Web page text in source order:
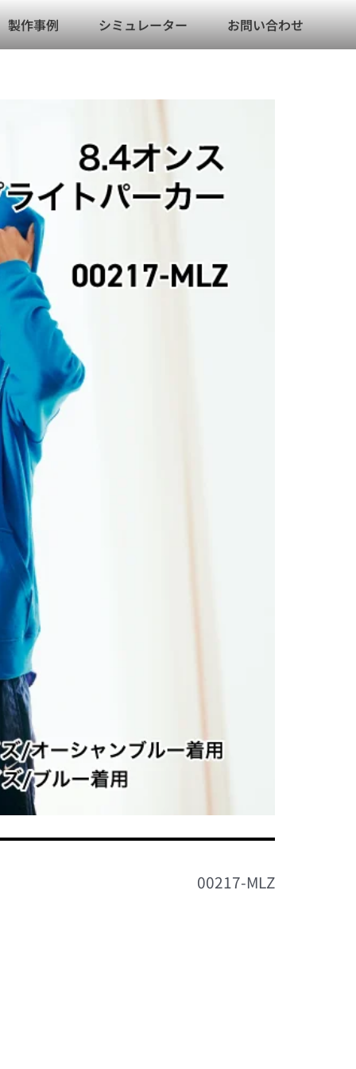
製作事例 シミュレーター お問い合わせ
00217-MLZ